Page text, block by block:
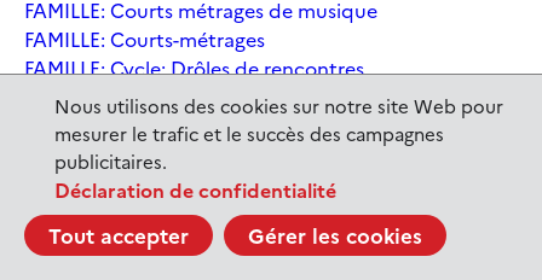
Nous utilisons des cookies sur notre site Web pour
mesurer le trafic et le succès des campagnes
publicitaires.
Déclaration de confidentialité
Tout accepter Gérer les cookies
FAMILLE: Courts métrages de musique
FAMILLE: Courts-métrages
FAMILLE: Cycle: Drôles de rencontres
FAMILLE: En sortant de l'école - Andrée Chedid
FAMILLE: Ernest et Célestine: Le voyage en Charabie
FAMILLE: Festival International du court métrage
Clermont-Ferrand
FAMILLE: Kina et Yuk, renards de la banquise
FAMILLE: La Pat' Patrouille : La Super Patrouille, le film